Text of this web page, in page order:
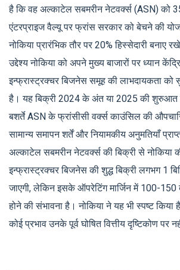
है कि वह अल्काटेल सबमरीन नेटवर्क्स (ASN) को
एंटरप्राइज वैल्यू पर फ्रांस सरकार को बेचने की
नोकिया प्रारंभिक तौर पर 20% हिस्सेदारी बनाए
उद्देश्य नोकिया को अपने मुख्य बाजारों पर ध्यान
इन्फ्रास्ट्रक्चर बिजनेस समूह की लाभदायकता को
है। यह बिक्री 2024 के अंत या 2025 की शुरुआत में
बशर्ते ASN के फ्रांसीसी वर्क्स काउंसिल की
सामान्य समापन शर्तें और नियामकीय अनुमतियाँ
अल्काटेल सबमरीन नेटवर्क्स की बिक्री से नोकिया
इन्फ्रास्ट्रक्चर बिजनेस की शुद्ध बिक्री लगभग 1
जाएगी, लेकिन इसके ऑपरेटिंग मार्जिन में 100-150
होने की संभावना है। नोकिया ने यह भी स्पष्ट
कोई प्रभाव उनके पूर्व घोषित वित्तीय दृष्टिकोण पर